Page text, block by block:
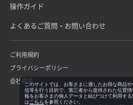
操作ガイド
よくあるご質問・お問い合わせ
ご利用規約
プライバシーポリシー
会社概要このサイトでは、お客さまに適したお得な商品
信等を行う目的で、第三者から提供された位置
報をお客さまの個人データと結びつけて利用す
は こちらを参照ください。